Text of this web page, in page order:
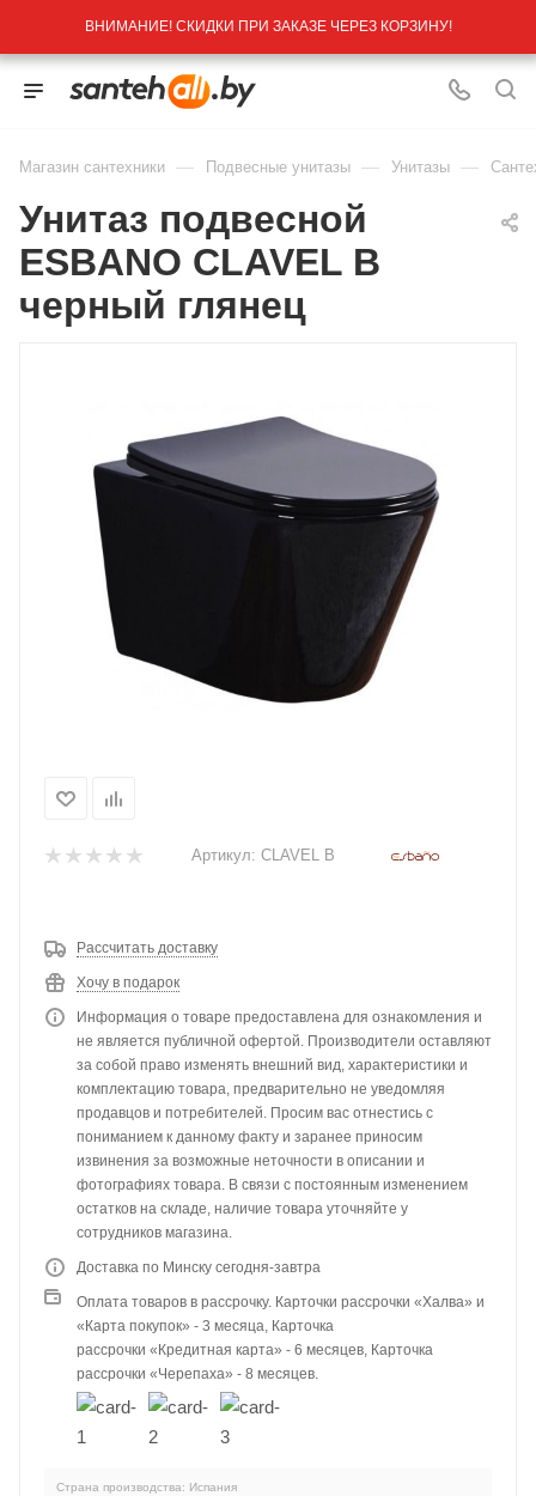
ВНИМАНИЕ! СКИДКИ ПРИ ЗАКАЗЕ ЧЕРЕЗ КОРЗИНУ!
Магазин сантехники — Подвесные унитазы — Унитазы —
Унитаз подвесной
ESBANO CLAVEL B
черный глянец
Артикул: CLAVEL B
Рассчитать доставку
Хочу в подарок
Информация о товаре предоставлена для ознакомления и
не является публичной офертой. Производители оставляют
за собой право изменять внешний вид, характеристики и
комплектацию товара, предварительно не уведомляя
продавцов и потребителей. Просим вас отнестись с
пониманием к данному факту и заранее приносим
извинения за возможные неточности в описании и
фотографиях товара. В связи с постоянным изменением
остатков на складе, наличие товара уточняйте у
сотрудников магазина.
Доставка по Минску сегодня-завтра
Оплата товаров в рассрочку. Карточки рассрочки «Халва» и
«Карта покупок» - 3 месяца, Карточка
рассрочки «Кредитная карта» - 6 месяцев, Карточка
рассрочки «Черепаха» - 8 месяцев.
Страна производства: Испания